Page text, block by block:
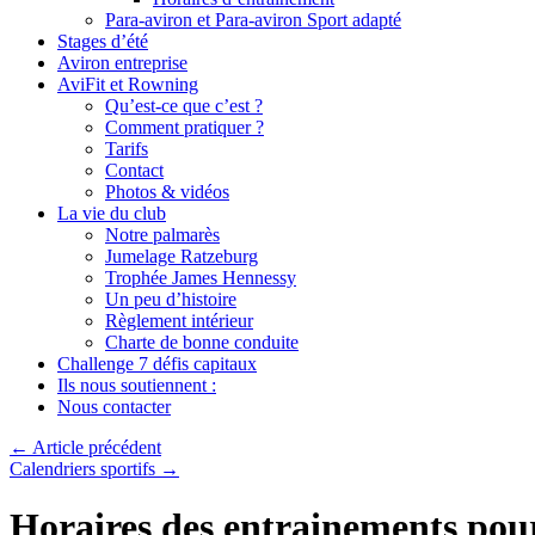
Para-aviron et Para-aviron Sport adapté
Stages d’été
Aviron entreprise
AviFit et Rowning
Qu’est-ce que c’est ?
Comment pratiquer ?
Tarifs
Contact
Photos & vidéos
La vie du club
Notre palmarès
Jumelage Ratzeburg
Trophée James Hennessy
Un peu d’histoire
Règlement intérieur
Charte de bonne conduite
Challenge 7 défis capitaux
Ils nous soutiennent :
Nous contacter
← Article précédent
Calendriers sportifs →